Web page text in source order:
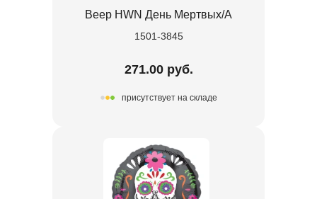
Веер HWN День Мертвых/А
1501-3845
271.00 руб.
присутствует на складе